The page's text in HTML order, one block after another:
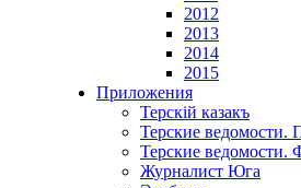
2012
2013
2014
2015
Приложения
Терскiй казакъ
Терские ведомости.
Терские ведомости.
Журналист Юга